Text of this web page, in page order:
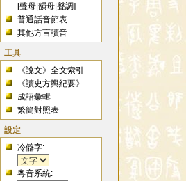
[聲母 |韻母 |聲調]
普通話音節表
其他方言讀音
工具
《說文》全文索引
《讀史方輿紀要》
成語彙輯
繁簡對照表
設定
冷僻字:
粵音系統: